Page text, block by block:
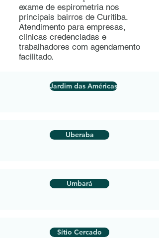
exame de espirometria nos
principais bairros de Curitiba.
Atendimento para empresas,
clínicas credenciadas e
trabalhadores com agendamento
facilitado.
Jardim das Américas
Uberaba
Umbará
Sítio Cercado